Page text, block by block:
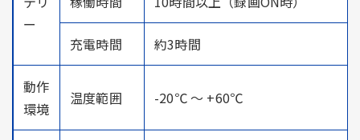
ー
充電時間 約3時間
動作
環境
温度範囲 -20℃ ～ +60℃